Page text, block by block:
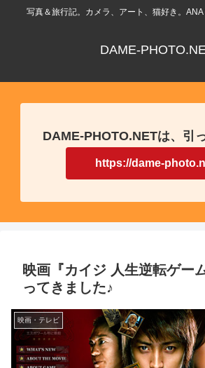
写真＆旅行記。カメラ、アート、猫好き。ANA
DAME-
DAME-PHOTO.NETは、引
https://dame-
映画『カイジ 人生逆転ゲー
ってきました♪
映画・テレビ